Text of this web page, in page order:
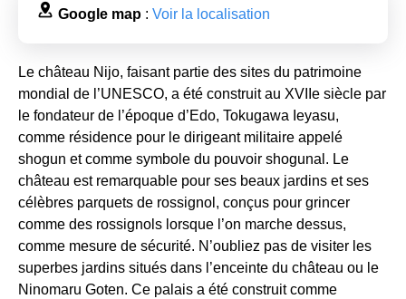
Google map : Voir la localisation
Le château Nijo, faisant partie des sites du patrimoine
mondial de l’UNESCO, a été construit au XVIIe siècle par
le fondateur de l’époque d’Edo, Tokugawa Ieyasu,
comme résidence pour le dirigeant militaire appelé
shogun et comme symbole du pouvoir shogunal. Le
château est remarquable pour ses beaux jardins et ses
célèbres parquets de rossignol, conçus pour grincer
comme des rossignols lorsque l’on marche dessus,
comme mesure de sécurité. N’oubliez pas de visiter les
superbes jardins situés dans l’enceinte du château ou le
Ninomaru Goten. Ce palais a été construit comme